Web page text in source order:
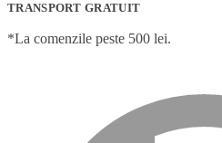
TRANSPORT GRATUIT
*La comenzile peste 500 lei.